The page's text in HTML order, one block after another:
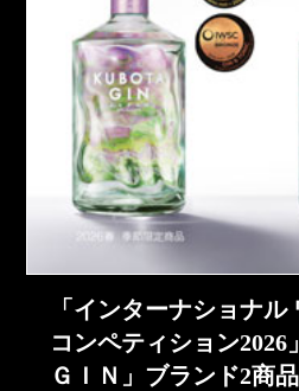
「インターナショナ
コンペティション2026
ＧＩＮ」ブランド2商